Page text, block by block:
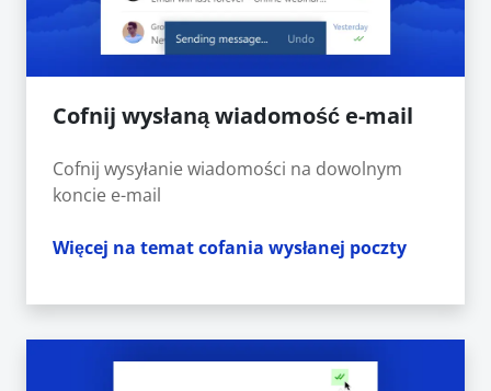
Cofnij wysłaną wiadomość e-mail
Cofnij wysyłanie wiadomości na dowolnym
koncie e-mail
Więcej na temat cofania wysłanej poczty